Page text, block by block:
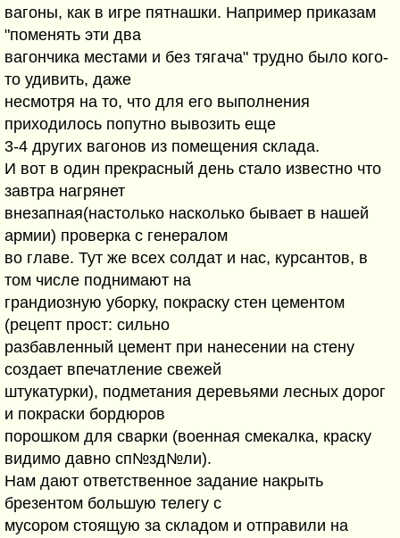
вагоны, как в игре пятнашки. Например приказам
"поменять эти два
вагончика местами и без тягача" трудно было кого-
то удивить, даже
несмотря на то, что для его выполнения
приходилось попутно вывозить еще
3-4 других вагонов из помещения склада.
И вот в один прекрасный день стало известно что
завтра нагрянет
внезапная(настолько насколько бывает в нашей
армии) проверка с генералом
во главе. Тут же всех солдат и нас, курсантов, в
том числе поднимают на
грандиозную уборку, покраску стен цементом
(рецепт прост: сильно
разбавленный цемент при нанесении на стену
создает впечатление свежей
штукатурки), подметания деревьями лесных дорог
и покраски бордюров
порошком для сварки (военная смекалка, краску
видимо давно сп№зд№ли).
Нам дают ответственное задание накрыть
брезентом большую телегу с
мусором стоящую за складом и отправили на